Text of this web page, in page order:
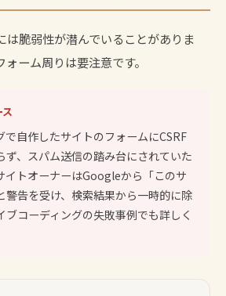
は脆弱性が潜んでいることがありま
ーム周りは要注意です。
で自作したサイトのフォームにCSRF
ず、スパム送信の踏み台にされていた
イトオーナーはGoogleから「このサ
警告を受け、検索結果から一時的に除
ブコーディングの失敗事例でも詳しく